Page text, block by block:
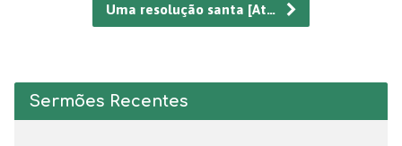
Uma resolução santa [At…
Sermões Recentes